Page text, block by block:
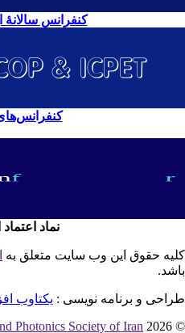
کنفرانس سالانۀ
نماد اعتماد
حقوق این وب سایت متعلق به
و برنامه نویسی : یکتاوب
©
Photonics Society of Iran